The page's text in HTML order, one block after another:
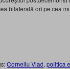
bilaterală ori pe cea
Corneliu Vlad, politica